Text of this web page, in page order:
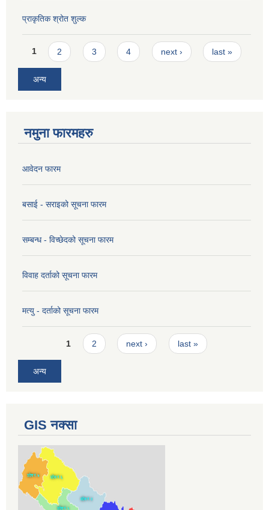
प्राकृतिक श्रोत शुल्क
Pages
1 2 3 4 next › last »
अन्य
नमुना फारमहरु
आवेदन फारम
बसाई - सराइको सूचना फारम
सम्बन्ध - विच्छेदको सूचना फारम
विवाह दर्ताको सूचना फारम
मत्यु - दर्ताको सूचना फारम
Pages1 2 next › last »
अन्य
GIS नक्सा